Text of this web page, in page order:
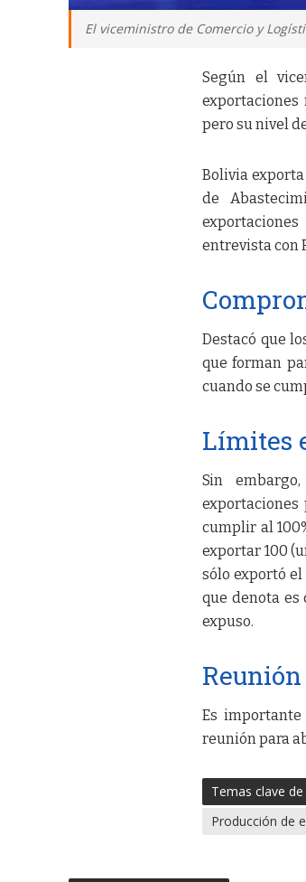
El viceministro de Comercio y
Según el
pero su nivel
Bolivia
de
entrevista con
Destacó que
que forman
cuando se
Límites
Sin
cumplir al
exportar 100
sólo exportó el
que denota es
expuso.
Es
reunión para
Temas clave
Producción de